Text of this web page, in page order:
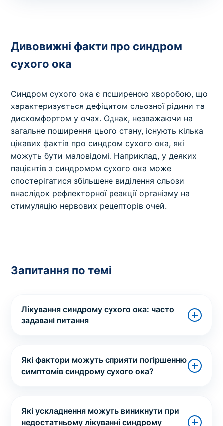
Дивовижні факти про синдром
сухого ока
Синдром сухого ока є поширеною хворобою, що
характеризується дефіцитом сльозної рідини та
дискомфортом у очах. Однак, незважаючи на
загальне поширення цього стану, існують кілька
цікавих фактів про синдром сухого ока, які
можуть бути маловідомі. Наприклад, у деяких
пацієнтів з синдромом сухого ока може
спостерігатися збільшене виділення сльози
внаслідок рефлекторної реакції організму на
стимуляцію нервових рецепторів очей.
Запитання по темі
Лікування синдрому сухого ока: часто
задавані питання
Які фактори можуть сприяти погіршенню
симптомів синдрому сухого ока?
Які ускладнення можуть виникнути при
недостатньому лікуванні синдрому